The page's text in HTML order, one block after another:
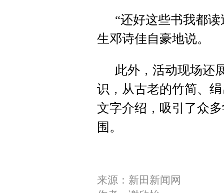
“还好这些书我都
生邓诗佳自豪地说。
此外，活动现场还
识，从古老的竹简、
文字介绍，吸引了众
围。
来源：新田新闻网